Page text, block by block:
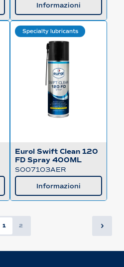
Informazioni
Specialty lubricants
Eurol Swift Clean 120
FD Spray 400ML
S007103AER
Informazioni
1 2